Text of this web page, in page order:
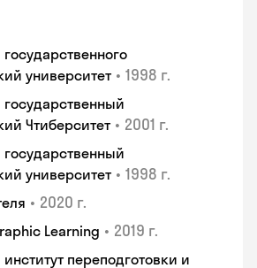
университет • 1998 г.
Чтиберситет • 2001 г.
университет • 1998 г.
• 2020 г.
Learning • 2019 г.
переподготовки и